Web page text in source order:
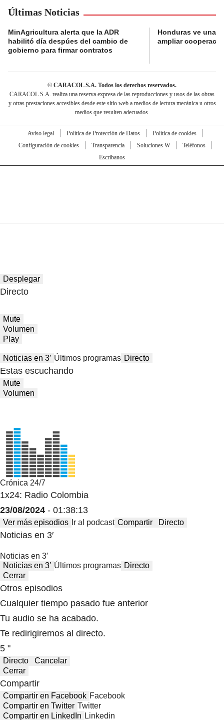
Últimas Noticias
MinAgricultura alerta que la ADR
habilitó día despúes del cambio de
gobierno para firmar contratos
Honduras ve una
ampliar
© CARACOL S.A. Todos los derechos reservados.
CARACOL S.A. realiza una reserva expresa de las reproducciones y usos de las obras
y otras prestaciones accesibles desde este sitio web a medios de lectura mecánica u otros
medios que resulten adecuados.
Aviso legal Política de Protección de Datos
Política de cookies
Configuración de cookies
Transparencia Soluciones W
Teléfonos
Escríbanos
Desplegar
Directo
Mute
Volumen
Play
Noticias en 3′ Últimos programas Directo
Estas escuchando
Mute
Volumen
Crónica 24/7
1x24: Radio Colombia
23/08/2024 - 01:38:13
Ver más episodios Ir al podcast Compartir Directo
Noticias en 3′
Noticias en 3′
Noticias en 3′ Últimos programas Directo
Cerrar
Otros episodios
Cualquier tiempo pasado fue anterior
Tu audio se ha acabado.
Te redirigiremos al directo.
5 "
Directo
Cancelar
Cerrar
Compartir
Compartir en Facebook Facebook
Compartir en Twitter Twitter
Compartir en LinkedIn Linkedin